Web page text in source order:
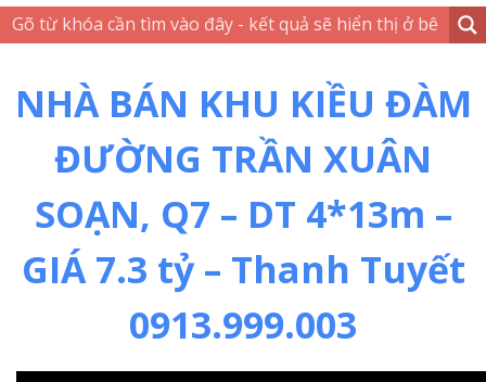
NHÀ BÁN KHU KIỀU ĐÀM
ĐƯỜNG TRẦN XUÂN
SOẠN, Q7 – DT 4*13m –
GIÁ 7.3 tỷ – Thanh Tuyết
0913.999.003